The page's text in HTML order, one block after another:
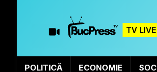
TV LIVE
POLITICĂ ECONOMIE